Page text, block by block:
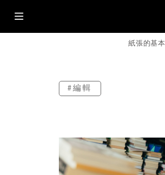
紙張的基本
#編輯